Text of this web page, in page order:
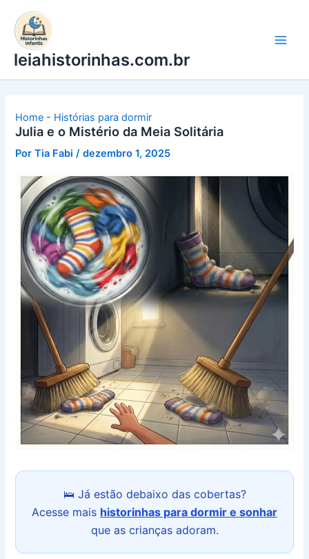
para
conteúdo
leiahistorinhas.com.br
Home - Histórias para dormir
Julia e o Mistério da Meia Solitária
PorTia Fabi/dezembro 1, 2025
🛌 Já estão debaixo das cobertas?
Acesse mais historinhas para dormir e sonhar
que as crianças adoram.